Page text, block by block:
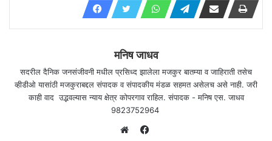
मनिष जाधव
सदरील दैनिक जनसंजीवनी मधील प्रसिध्द झालेला मजकुर बातम्या व जाहिराती तसेच
व्हीडीओ यासांठी मजकुराबद्दल संपादक व संपादकीय मंडळ सहमत असेलच असे नाही. जरी
काही वाद उद्भवल्यास न्याय क्षेत्र कोपरगाव राहिल. संपादक - मनिष एस. जाधव
9823752964